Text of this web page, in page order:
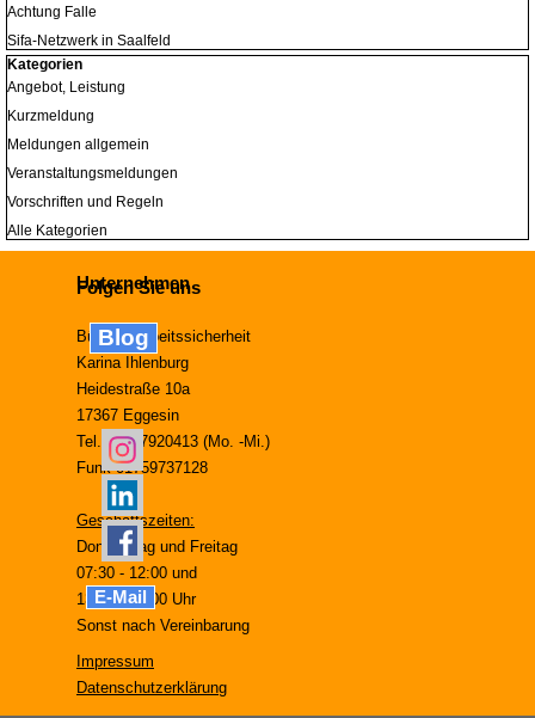
Achtung Falle
Sifa-Netzwerk in Saalfeld
Block überspringen Kategorien
Kategorien
Angebot, Leistung
Kurzmeldung
Meldungen allgemein
Veranstaltungsmeldungen
Vorschriften und Regeln
Alle Kategorien
Unternehmen
Büro für Arbeitssicherheit
Karina Ihlenburg
Heidestraße 10a
17367 Eggesin
Tel. 03977920413 (Mo. -Mi.)
Funk 01759737128
Geschäftszeiten:
Donnerstag und Freitag
07:30 - 12:00 und
13:00 - 17:00 Uhr
Sonst nach Vereinbarung
Folgen Sie uns
Blog
E-Mail
Impressum
Datenschutzerklärung